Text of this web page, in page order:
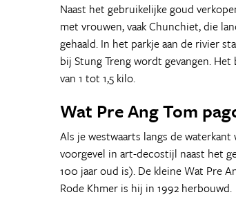
Naast het gebruikelijke goud
met vrouwen, vaak Chunchiet, die
gehaald. In het parkje aan de rivier
bij Stung Treng wordt gevangen.
van 1 tot 1,5 kilo.
Wat Pre Ang Tom
Als je westwaarts langs de
voorgevel in art-decostijl naast het
100 jaar oud is). De kleine Wat Pre
Rode Khmer is hij in 1992 herbouwd.